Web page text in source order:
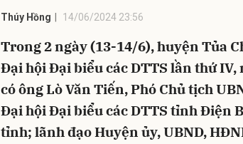
Thúy Hồng 14/06/2024 23:56
Trong 2 ngày (13-14/6), huyện Tủa
Đại hội Đại biểu các DTTS lần thứ
có ông Lò Văn Tiến, Phó Chủ tịch
Đại hội Đại biểu các DTTS tỉnh Điện
tỉnh; lãnh đạo Huyện ủy, UBND,